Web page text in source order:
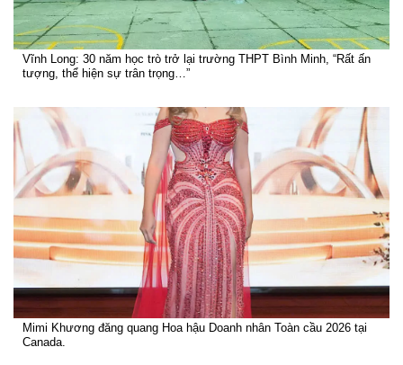
Vĩnh Long: 30 năm học trò trở lại trường THPT Bình Minh, “Rất ấn
tượng, thể hiện sự trân trọng…”
Mimi Khương đăng quang Hoa hậu Doanh nhân Toàn cầu 2026 tại
Canada.